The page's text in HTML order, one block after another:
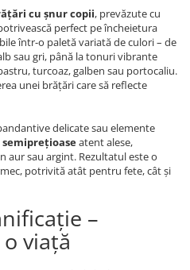
cu șnur copii, prevăzute cu
perfect pe încheietura
într-o paletă variată de culori – de
sau gri, până la tonuri vibrante
turcoaz, galben sau portocaliu.
unei brățări care să reflecte
delicate sau elemente
atent alese,
aur sau argint. Rezultatul este o
potrivită atât pentru fete, cât și
–
viață